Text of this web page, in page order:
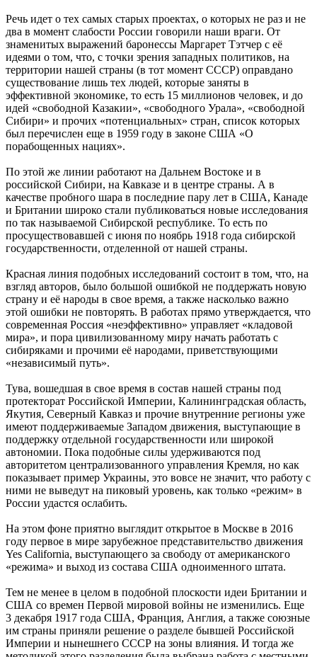
Речь идет о тех самых старых проектах, о которых не раз и не
два в момент слабости России говорили наши враги. От
знаменитых выражений баронессы Маргарет Тэтчер с её
идеями о том, что, с точки зрения западных политиков, на
территории нашей страны (в тот момент СССР) оправдано
существование лишь тех людей, которые заняты в
эффективной экономике, то есть 15 миллионов человек, и до
идей «свободной Казакии», «свободного Урала», «свободной
Сибири» и прочих «потенциальных» стран, список которых
был перечислен еще в 1959 году в законе США «О
порабощенных нациях».
По этой же линии работают на Дальнем Востоке и в
российской Сибири, на Кавказе и в центре страны. А в
качестве пробного шара в последние пару лет в США, Канаде
и Британии широко стали публиковаться новые исследования
по так называемой Сибирской республике. То есть по
просуществовавшей с июня по ноябрь 1918 года сибирской
государственности, отделенной от нашей страны.
Красная линия подобных исследований состоит в том, что, на
взгляд авторов, было большой ошибкой не поддержать новую
страну и её народы в свое время, а также насколько важно
этой ошибки не повторять. В работах прямо утверждается, что
современная Россия «неэффективно» управляет «кладовой
мира», и пора цивилизованному миру начать работать с
сибиряками и прочими её народами, приветствующими
«независимый путь».
Тува, вошедшая в свое время в состав нашей страны под
протекторат Российской Империи, Калининградская область,
Якутия, Северный Кавказ и прочие внутренние регионы уже
имеют поддерживаемые Западом движения, выступающие в
поддержку отдельной государственности или широкой
автономии. Пока подобные силы удерживаются под
авторитетом централизованного управления Кремля, но как
показывает пример Украины, это вовсе не значит, что работу с
ними не выведут на пиковый уровень, как только «режим» в
России удастся ослабить.
На этом фоне приятно выглядит открытое в Москве в 2016
году первое в мире зарубежное представительство движения
Yes California, выступающего за свободу от американского
«режима» и выход из состава США одноименного штата.
Тем не менее в целом в подобной плоскости идеи Британии и
США со времен Первой мировой войны не изменились. Еще
3 декабря 1917 года США, Франция, Англия, а также союзные
им страны приняли решение о разделе бывшей Российской
Империи и нынешнего СССР на зоны влияния. И тогда же